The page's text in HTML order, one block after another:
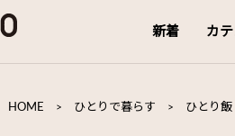
新着 カテ
HOME > ひとりで暮らす > ひとり飯